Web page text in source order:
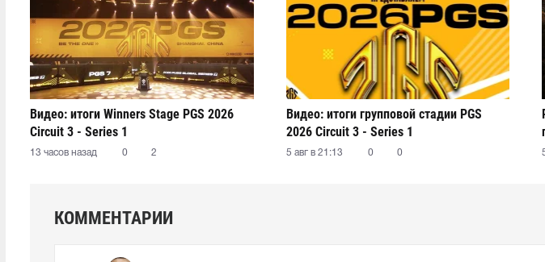
Видео: итоги Winners Stage PGS 2026
Circuit 3 - Series 1
13 часов назад 0 2
Видео: итоги групповой стадии PGS
2026 Circuit 3 - Series 1
5 авг в 21:13 0 0
КОММЕНТАРИИ